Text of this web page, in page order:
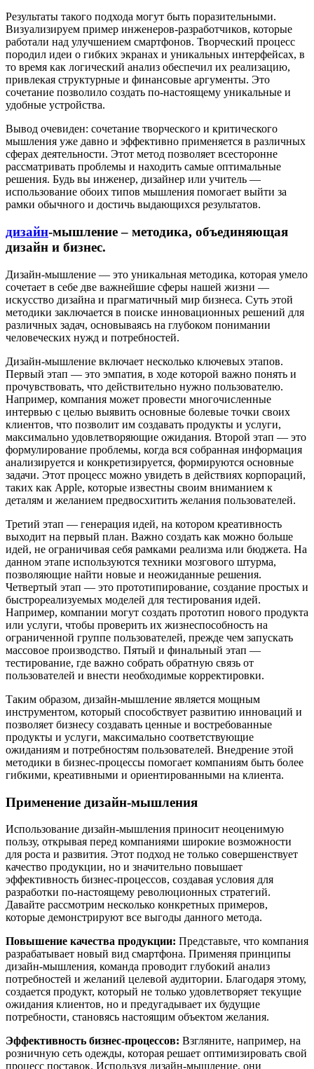
Результаты такого подхода могут быть поразительными.
Визуализируем пример инженеров-разработчиков, которые
работали над улучшением смартфонов. Творческий процесс
породил идеи о гибких экранах и уникальных интерфейсах, в
то время как логический анализ обеспечил их реализацию,
привлекая структурные и финансовые аргументы. Это
сочетание позволило создать по-настоящему уникальные и
удобные устройства.
Вывод очевиден: сочетание творческого и критического
мышления уже давно и эффективно применяется в различных
сферах деятельности. Этот метод позволяет всесторонне
рассматривать проблемы и находить самые оптимальные
решения. Будь вы инженер, дизайнер или учитель —
использование обоих типов мышления помогает выйти за
рамки обычного и достичь выдающихся результатов.
дизайн-мышление – методика, объединяющая
дизайн и бизнес.
Дизайн-мышление — это уникальная методика, которая умело
сочетает в себе две важнейшие сферы нашей жизни —
искусство дизайна и прагматичный мир бизнеса. Суть этой
методики заключается в поиске инновационных решений для
различных задач, основываясь на глубоком понимании
человеческих нужд и потребностей.
Дизайн-мышление включает несколько ключевых этапов.
Первый этап — это эмпатия, в ходе которой важно понять и
прочувствовать, что действительно нужно пользователю.
Например, компания может провести многочисленные
интервью с целью выявить основные болевые точки своих
клиентов, что позволит им создавать продукты и услуги,
максимально удовлетворяющие ожидания. Второй этап — это
формулирование проблемы, когда вся собранная информация
анализируется и конкретизируется, формируются основные
задачи. Этот процесс можно увидеть в действиях корпораций,
таких как Apple, которые известны своим вниманием к
деталям и желанием предвосхитить желания пользователей.
Третий этап — генерация идей, на котором креативность
выходит на первый план. Важно создать как можно больше
идей, не ограничивая себя рамками реализма или бюджета. На
данном этапе используются техники мозгового штурма,
позволяющие найти новые и неожиданные решения.
Четвертый этап — это прототипирование, создание простых и
быстрореализуемых моделей для тестирования идей.
Например, компании могут создать прототип нового продукта
или услуги, чтобы проверить их жизнеспособность на
ограниченной группе пользователей, прежде чем запускать
массовое производство. Пятый и финальный этап —
тестирование, где важно собрать обратную связь от
пользователей и внести необходимые корректировки.
Таким образом, дизайн-мышление является мощным
инструментом, который способствует развитию инноваций и
позволяет бизнесу создавать ценные и востребованные
продукты и услуги, максимально соответствующие
ожиданиям и потребностям пользователей. Внедрение этой
методики в бизнес-процессы помогает компаниям быть более
гибкими, креативными и ориентированными на клиента.
Применение дизайн-мышления
Использование дизайн-мышления приносит неоценимую
пользу, открывая перед компаниями широкие возможности
для роста и развития. Этот подход не только совершенствует
качество продукции, но и значительно повышает
эффективность бизнес-процессов, создавая условия для
разработки по-настоящему революционных стратегий.
Давайте рассмотрим несколько конкретных примеров,
которые демонстрируют все выгоды данного метода.
Повышение качества продукции: Представьте, что компания
разрабатывает новый вид смартфона. Применяя принципы
дизайн-мышления, команда проводит глубокий анализ
потребностей и желаний целевой аудитории. Благодаря этому,
создается продукт, который не только удовлетворяет текущие
ожидания клиентов, но и предугадывает их будущие
потребности, становясь настоящим объектом желания.
Эффективность бизнес-процессов: Взгляните, например, на
розничную сеть одежды, которая решает оптимизировать свой
процесс поставок. Используя дизайн-мышление, они